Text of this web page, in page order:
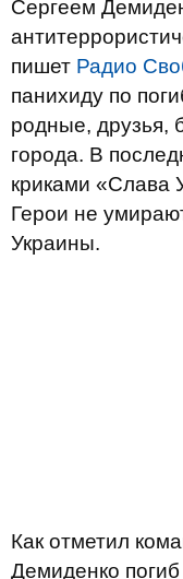
Сергеем
пишет Радио
панихиду по
родные, друзья,
города. В
криками «Слава
Герои не
Украины.
Как отметил
Демиденко